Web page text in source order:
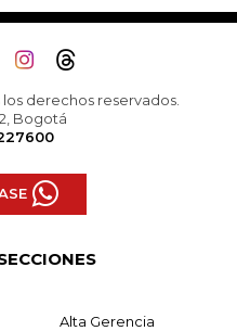
derechos reservados.
Bogotá
Alta Gerencia